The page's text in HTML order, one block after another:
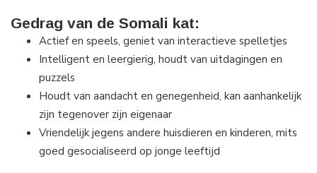
Gedrag van de Somali kat:
Actief en speels, geniet van interactieve spelletjes
Intelligent en leergierig, houdt van uitdagingen en
puzzels
Houdt van aandacht en genegenheid, kan aanhankelijk
zijn tegenover zijn eigenaar
Vriendelijk jegens andere huisdieren en kinderen, mits
goed gesocialiseerd op jonge leeftijd